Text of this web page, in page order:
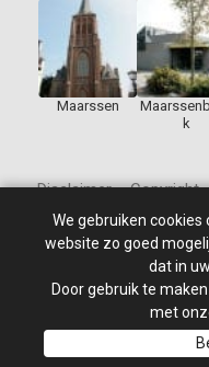
Maarssen
k
Disclaimer – Copyright
© 2010 - 2026 St Jan de
Site ontwikkeld door:
We gebruiken
website zo goed
dat in
Door gebruik te
met